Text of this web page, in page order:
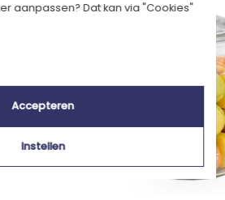
aanpassen? Dat kan via "Cookies"
Accepteren
Instellen